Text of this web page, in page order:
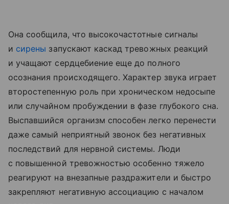
Она сообщила, что высокочастотные сигналы
и сирены запускают каскад тревожных реакций
и учащают сердцебиение еще до полного
осознания происходящего. Характер звука играет
второстепенную роль при хроническом недосыпе
или случайном пробуждении в фазе глубокого сна.
Выспавшийся организм способен легко перенести
даже самый неприятный звонок без негативных
последствий для нервной системы. Люди
с повышенной тревожностью особенно тяжело
реагируют на внезапные раздражители и быстро
закрепляют негативную ассоциацию с началом